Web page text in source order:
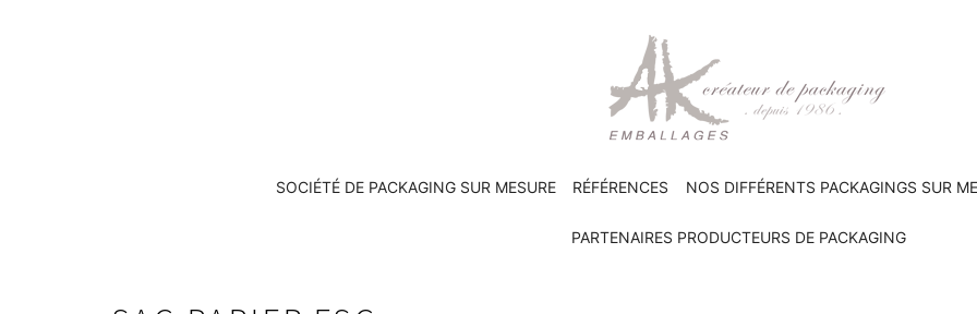
SOCIÉTÉ DE PACKAGING SUR MESURE RÉFÉRENCES NOS DIFFÉRENTS PACKAGINGS SUR
PARTENAIRES PRODUCTEURS DE PACKAGING